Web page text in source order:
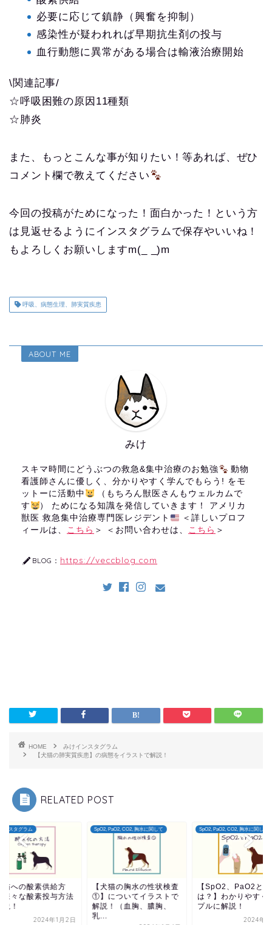
必要に応じて鎮静（興奮を抑制）
感染性が疑われれば早期抗生剤の投与
血行動態に異常がある場合は輸液治療開始
\関連記事/
☆呼吸困難の原因11種類
☆肺炎
また、もっとこんな事が知りたい！等あれば、ぜひ
コメント欄で教えてください
今回の投稿がためになった！面白かった！という方
は見返せるようにインスタグラムで保存やいいね！
もよろしくお願いしますm(_ _)m
呼吸、病態生理、肺実質疾患
ABOUT ME
みけ
スキマ時間にどうぶつの救急&集中治療のお勉強
動物
看護師さんに優しく、分かりやすく学んでもらう! をモ
ットーに活動中
（もちろん獣医さんもウェルカムで
す
） ためになる知識を発信していきます！ アメリカ
獣医 救急集中治療専門医レジデント
＜詳しいプロフ
ィールは、 こちら ＞ ＜お問い合わせは、 こちら ＞
BLOG： https://veccblog.com
HOME
みけインスタグラム
【犬猫の肺実質疾患】の病態をイラストで解説！
RELATED POST
ンスタグラム
猫への酸素供給方
様々な酸素投与方法
！
2024年1月2日
SpO2, PaO2, CO2, 胸水に関して
【犬猫の胸水の性状検査
①】についてイラストで
解説！（血胸、膿胸、
乳...
SpO2, PaO2, CO2, 胸水に関して
【SpO2、PaO2と
は？】わかりやすく
プルに解説！
2024年1